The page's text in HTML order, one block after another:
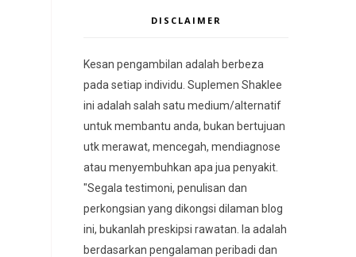
DISCLAIMER
Kesan pengambilan adalah berbeza
pada setiap individu. Suplemen Shaklee
ini adalah salah satu medium/alternatif
untuk membantu anda, bukan bertujuan
utk merawat, mencegah, mendiagnose
atau menyembuhkan apa jua penyakit.
"Segala testimoni, penulisan dan
perkongsian yang dikongsi dilaman blog
ini, bukanlah preskipsi rawatan. Ia adalah
berdasarkan pengalaman peribadi dan